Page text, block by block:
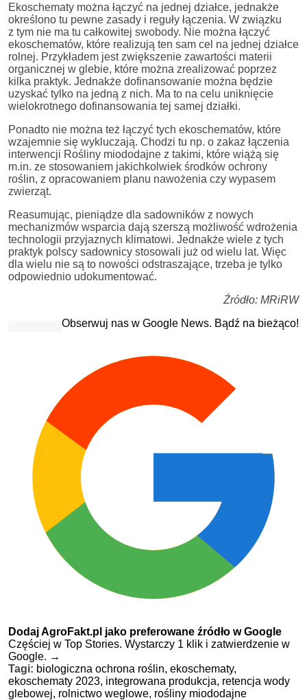
Ekoschematy można łączyć na jednej działce, jednakże
określono tu pewne zasady i reguły łączenia. W związku
z tym nie ma tu całkowitej swobody. Nie można łączyć
ekoschematów, które realizują ten sam cel na jednej działce
rolnej. Przykładem jest zwiększenie zawartości materii
organicznej w glebie, które można zrealizować poprzez
kilka praktyk. Jednakże dofinansowanie można będzie
uzyskać tylko na jedną z nich. Ma to na celu uniknięcie
wielokrotnego dofinansowania tej samej działki.
Ponadto nie można też łączyć tych ekoschematów, które
wzajemnie się wykluczają. Chodzi tu np. o zakaz łączenia
interwencji Rośliny miododajne z takimi, które wiążą się
m.in. ze stosowaniem jakichkolwiek środków ochrony
roślin, z opracowaniem planu nawożenia czy wypasem
zwierząt.
Reasumując, pieniądze dla sadowników z nowych
mechanizmów wsparcia dają szerszą możliwość wdrożenia
technologii przyjaznych klimatowi. Jednakże wiele z tych
praktyk polscy sadownicy stosowali już od wielu lat. Więc
dla wielu nie są to nowości odstraszające, trzeba je tylko
odpowiednio udokumentować.
Źródło: MRiRW
Obserwuj nas w Google News. Bądź na bieżąco!
Dodaj AgroFakt.pl jako preferowane źródło w Google
Częściej w Top Stories. Wystarczy 1 klik i zatwierdzenie w
Google. →
Tagi: biologiczna ochrona roślin, ekoschematy,
ekoschematy 2023, integrowana produkcja, retencja wody
glebowej, rolnictwo weglowe, rośliny miododajne